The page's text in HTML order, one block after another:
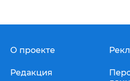
О проекте
Редакция